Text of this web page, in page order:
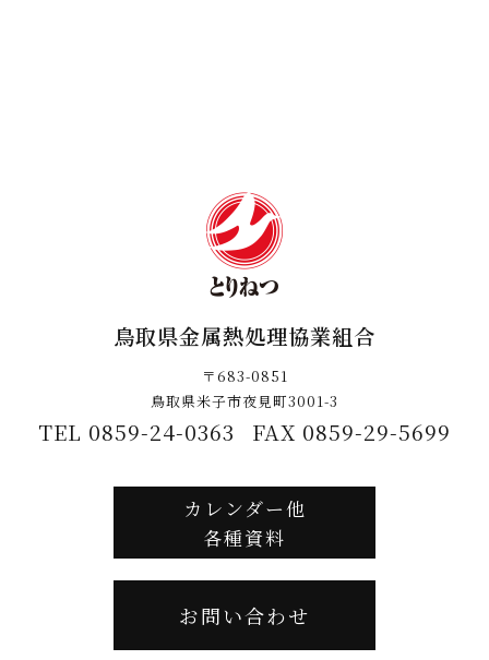
鳥取県金属熱処理協業組合
〒683-0851
鳥取県米子市夜見町3001-3
TEL 0859-24-0363 FAX 0859-29-5699
カレンダー他
各種資料
お問い合わせ